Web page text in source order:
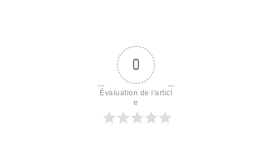
0
Évaluation de l'articl
e